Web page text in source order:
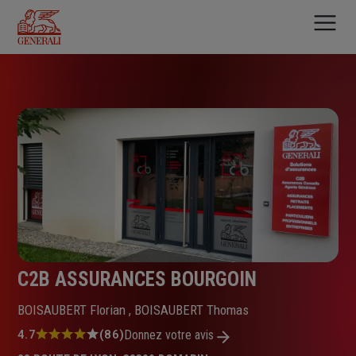
contenu
principal
C2B ASSURANCES BOURGOIN
BOISAUBERT Florian , BOISAUBERT Thomas
Note
4.7 (86)Donnez votre avis